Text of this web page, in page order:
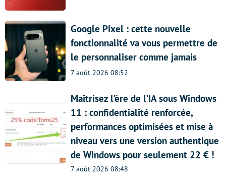
Google Pixel : cette nouvelle
fonctionnalité va vous permettre de
le personnaliser comme jamais
7 août 2026 08:52
Maîtrisez l’ère de l’IA sous Windows
11 : confidentialité renforcée,
performances optimisées et mise à
niveau vers une version authentique
de Windows pour seulement 22 € !
7 août 2026 08:48